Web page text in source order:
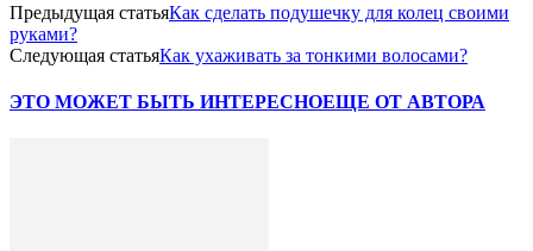
Предыдущая статьяКак сделать подушечку для колец своими
руками?
Следующая статьяКак ухаживать за тонкими волосами?
ЭТО МОЖЕТ БЫТЬ ИНТЕРЕСНОЕЩЕ ОТ АВТОРА